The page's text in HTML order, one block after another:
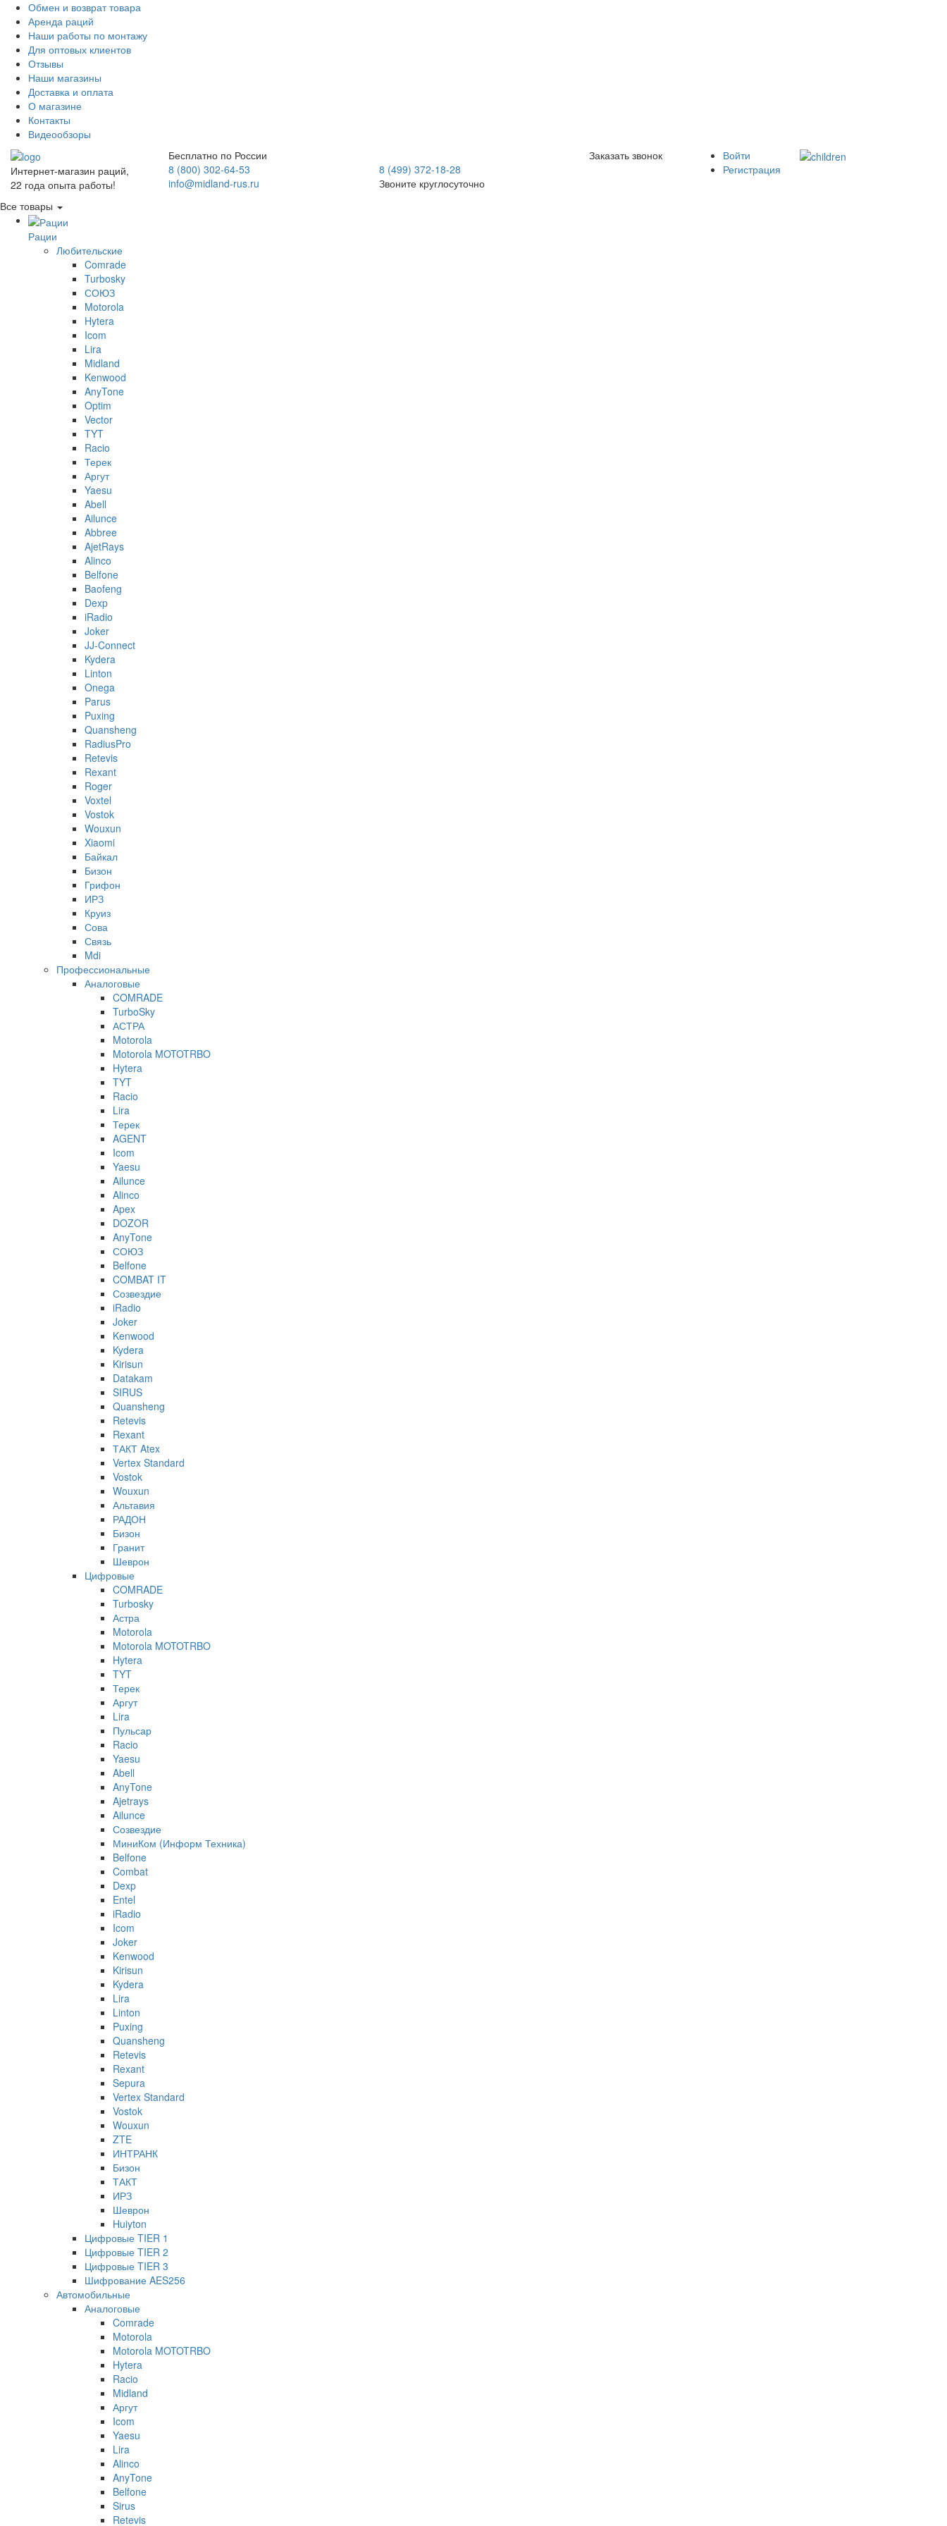
Обмен и возврат товара
Аренда раций
Наши работы по монтажу
Для оптовых клиентов
Отзывы
Наши магазины
Доставка и оплата
О магазине
Контакты
Видеообзоры
Интернет-магазин раций,
22 года опыта работы!
Бесплатно по России
8 (800) 302-64-53
info@midland-rus.ru
8 (499) 372-18-28
Звоните круглосуточно
Заказать звонок
Войти
Регистрация
Все товары
Рации
Любительские
Comrade
Turbosky
СОЮЗ
Motorola
Hytera
Icom
Lira
Midland
Kenwood
AnyTone
Optim
Vector
TYT
Racio
Терек
Аргут
Yaesu
Abell
Ailunce
Abbree
AjetRays
Alinco
Belfone
Baofeng
Dexp
iRadio
Joker
JJ-Connect
Kydera
Linton
Onega
Parus
Puxing
Quansheng
RadiusPro
Retevis
Rexant
Roger
Voxtel
Vostok
Wouxun
Xiaomi
Байкал
Бизон
Грифон
ИРЗ
Круиз
Сова
Связь
Mdi
Профессиональные
Аналоговые
COMRADE
TurboSky
АСТРА
Motorola
Motorola MOTOTRBO
Hytera
TYT
Racio
Lira
Терек
AGENT
Icom
Yaesu
Ailunce
Alinco
Apex
DOZOR
AnyTone
СОЮЗ
Belfone
COMBAT IT
Созвездие
iRadio
Joker
Kenwood
Kydera
Kirisun
Datakam
SIRUS
Quansheng
Retevis
Rexant
ТАКТ Atex
Vertex Standard
Vostok
Wouxun
Альтавия
РАДОН
Бизон
Гранит
Шеврон
Цифровые
COMRADE
Turbosky
Астра
Motorola
Motorola MOTOTRBO
Hytera
TYT
Терек
Аргут
Lira
Пульсар
Racio
Yaesu
Abell
AnyTone
Ajetrays
Ailunce
Созвездие
МиниКом (Информ Техника)
Belfone
Combat
Dexp
Entel
iRadio
Icom
Joker
Kenwood
Kirisun
Kydera
Lira
Linton
Puxing
Quansheng
Retevis
Rexant
Sepura
Vertex Standard
Vostok
Wouxun
ZTE
ИНТРАНК
Бизон
ТАКТ
ИРЗ
Шеврон
Huiyton
Цифровые TIER 1
Цифровые TIER 2
Цифровые TIER 3
Шифрование AES256
Автомобильные
Аналоговые
Comrade
Motorola
Motorola MOTOTRBO
Hytera
Racio
Midland
Аргут
Icom
Yaesu
Lira
Alinco
AnyTone
Belfone
Sirus
Retevis